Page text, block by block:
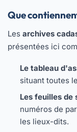
Que
Les archives
présentées ici
Le tableau
situant toutes
Les feuilles de
numéros de
les lieux-dits.